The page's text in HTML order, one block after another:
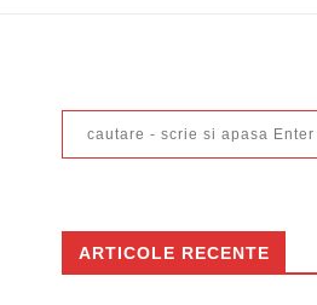
ARTICOLE RECENTE